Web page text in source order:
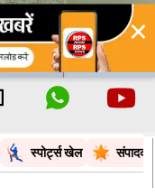
×
स्पोर्ट्स खेल